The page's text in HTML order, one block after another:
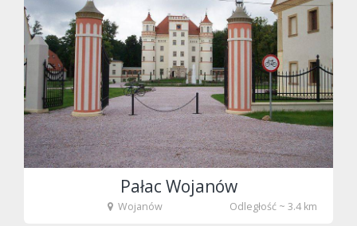
fot. Tenet
Pałac Wojanów
Wojanów Odległość ~ 3.4 km